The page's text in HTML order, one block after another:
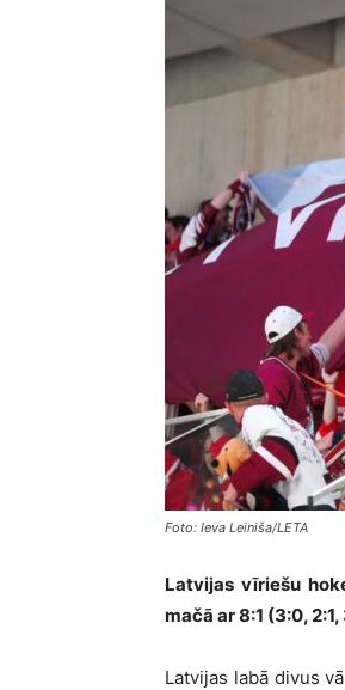
Foto: Ieva Leiniša/LETA
Latvijas vīriešu
mačā ar 8:1 (3:0,
Latvijas labā divus